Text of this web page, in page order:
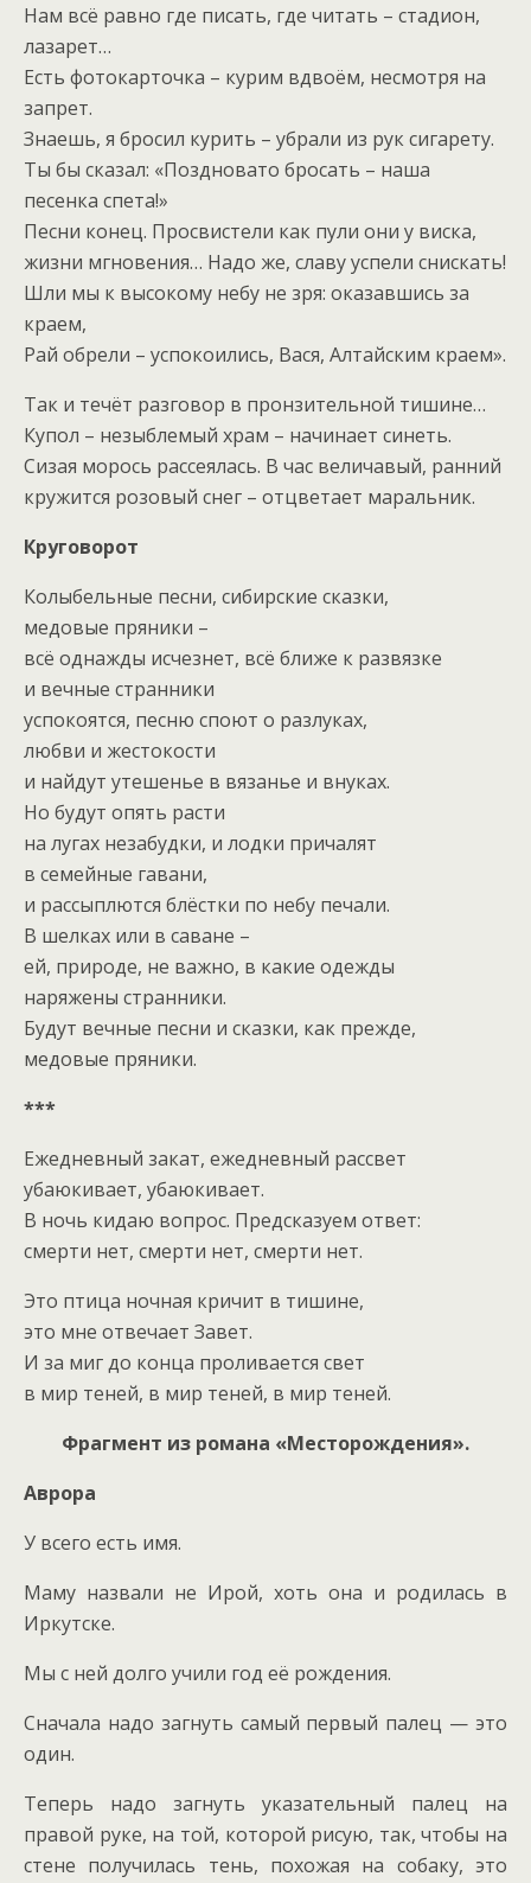
Нам всё равно где писать, где читать – стадион,
лазарет…
Есть фотокарточка – курим вдвоём, несмотря на
запрет.
Знаешь, я бросил курить – убрали из рук сигарету.
Ты бы сказал: «Поздновато бросать – наша
песенка спета!»
Песни конец. Просвистели как пули они у виска,
жизни мгновения… Надо же, славу успели снискать!
Шли мы к высокому небу не зря: оказавшись за
краем,
Рай обрели – успокоились, Вася, Алтайским краем».
Так и течёт разговор в пронзительной тишине…
Купол – незыблемый храм – начинает синеть.
Сизая морось рассеялась. В час величавый, ранний
кружится розовый снег – отцветает маральник.
Круговорот
Колыбельные песни, сибирские сказки,
медовые пряники –
всё однажды исчезнет, всё ближе к развязке
и вечные странники
успокоятся, песню споют о разлуках,
любви и жестокости
и найдут утешенье в вязанье и внуках.
Но будут опять расти
на лугах незабудки, и лодки причалят
в семейные гавани,
и рассыплются блёстки по небу печали.
В шелках или в саване –
ей, природе, не важно, в какие одежды
наряжены странники.
Будут вечные песни и сказки, как прежде,
медовые пряники.
***
Ежедневный закат, ежедневный рассвет
убаюкивает, убаюкивает.
В ночь кидаю вопрос. Предсказуем ответ:
смерти нет, смерти нет, смерти нет.
Это птица ночная кричит в тишине,
это мне отвечает Завет.
И за миг до конца проливается свет
в мир теней, в мир теней, в мир теней.
Фрагмент из романа «Месторождения».
Аврора
У всего есть имя.
Маму назвали не Ирой, хоть она и родилась в
Иркутске.
Мы с ней долго учили год её рождения.
Сначала надо загнуть самый первый палец — это
один.
Теперь надо загнуть указательный палец на
правой руке, на той, которой рисую, так, чтобы на
стене получилась тень, похожая на собаку, это